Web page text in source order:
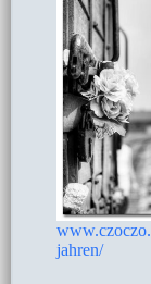
jahren/